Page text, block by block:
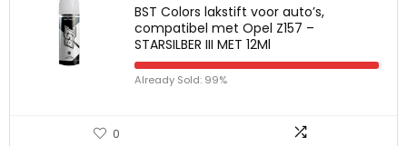
BST Colors lakstift voor auto’s,
compatibel met Opel Z157 –
STARSILBER III MET 12Ml
Already Sold: 99%
0